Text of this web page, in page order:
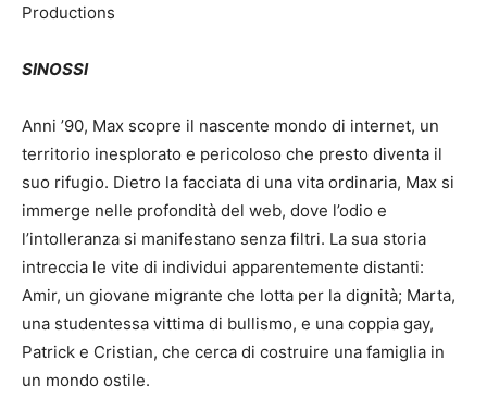
Productions
SINOSSI
Anni ’90, Max scopre il nascente mondo di internet, un
territorio inesplorato e pericoloso che presto diventa il
suo rifugio. Dietro la facciata di una vita ordinaria, Max si
immerge nelle profondità del web, dove l’odio e
l’intolleranza si manifestano senza filtri. La sua storia
intreccia le vite di individui apparentemente distanti:
Amir, un giovane migrante che lotta per la dignità; Marta,
una studentessa vittima di bullismo, e una coppia gay,
Patrick e Cristian, che cerca di costruire una famiglia in
un mondo ostile.